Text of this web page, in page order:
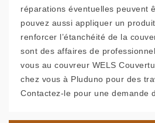
réparations éventuelles peuvent
pouvez aussi appliquer un
renforcer l’étanchéité de la
sont des affaires de
vous au couvreur WELS
chez vous à Pluduno pour des
Contactez-le pour une demande